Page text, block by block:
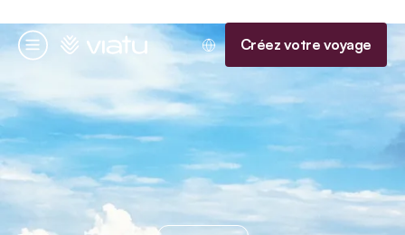
Menu
Accueil Créez votre voyage